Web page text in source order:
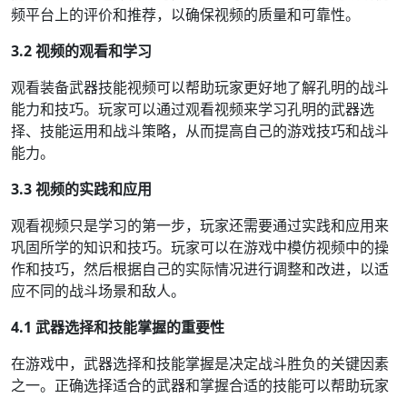
频平台上的评价和推荐，以确保视频的质量和可靠性。
3.2 视频的观看和学习
观看装备武器技能视频可以帮助玩家更好地了解孔明的战斗
能力和技巧。玩家可以通过观看视频来学习孔明的武器选
择、技能运用和战斗策略，从而提高自己的游戏技巧和战斗
能力。
3.3 视频的实践和应用
观看视频只是学习的第一步，玩家还需要通过实践和应用来
巩固所学的知识和技巧。玩家可以在游戏中模仿视频中的操
作和技巧，然后根据自己的实际情况进行调整和改进，以适
应不同的战斗场景和敌人。
4.1 武器选择和技能掌握的重要性
在游戏中，武器选择和技能掌握是决定战斗胜负的关键因素
之一。正确选择适合的武器和掌握合适的技能可以帮助玩家